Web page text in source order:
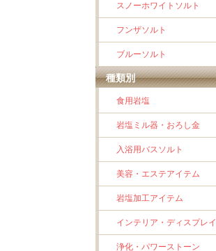
スノーホワイトソルト
フンザソルト
ブルーソルト
種類別
食用岩塩
岩塩ミル器・おろし金
入浴用バスソルト
美容・エステアイテム
岩塩加工アイテム
インテリア・ディスプレイ
浄化・パワーストーン